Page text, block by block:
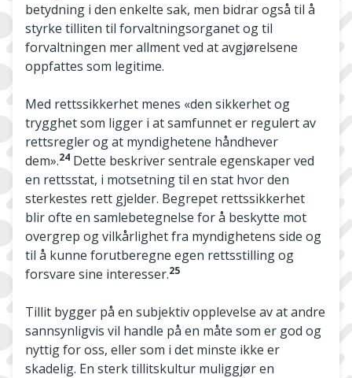
betydning i den enkelte sak, men bidrar også til å
styrke tilliten til forvaltningsorganet og til
forvaltningen mer allment ved at avgjørelsene
oppfattes som legitime.
Med rettssikkerhet menes «den sikkerhet og
trygghet som ligger i at samfunnet er regulert av
rettsregler og at myndighetene håndhever
dem».24 Dette beskriver sentrale egenskaper ved
en rettsstat, i motsetning til en stat hvor den
sterkestes rett gjelder. Begrepet rettssikkerhet
blir ofte en samlebetegnelse for å beskytte mot
overgrep og vilkårlighet fra myndighetens side og
til å kunne forutberegne egen rettsstilling og
forsvare sine interesser.25
Tillit bygger på en subjektiv opplevelse av at andre
sannsynligvis vil handle på en måte som er god og
nyttig for oss, eller som i det minste ikke er
skadelig. En sterk tillitskultur muliggjør en